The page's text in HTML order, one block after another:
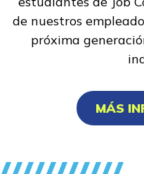
de nuestros
próxima
MÁS